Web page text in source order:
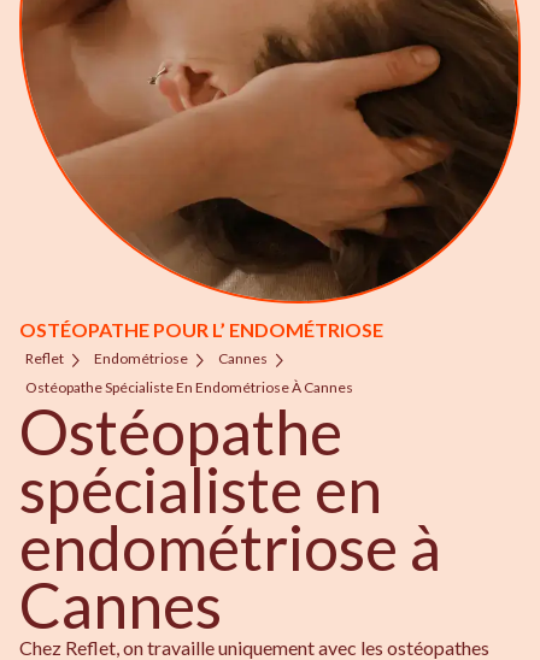
OSTÉOPATHE POUR L’ ENDOMÉTRIOSE
Reflet Endométriose
Cannes
Ostéopathe Spécialiste En Endométriose À Cannes
Ostéopathe
spécialiste en
endométriose à
Cannes
Chez Reflet, on travaille uniquement avec les ostéopathes